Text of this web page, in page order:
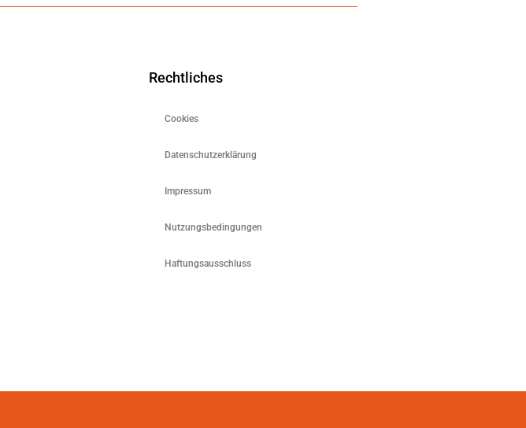
Rechtliches
Cookies
Datenschutzerklärung
Impressum
Nutzungsbedingungen
Haftungsausschluss